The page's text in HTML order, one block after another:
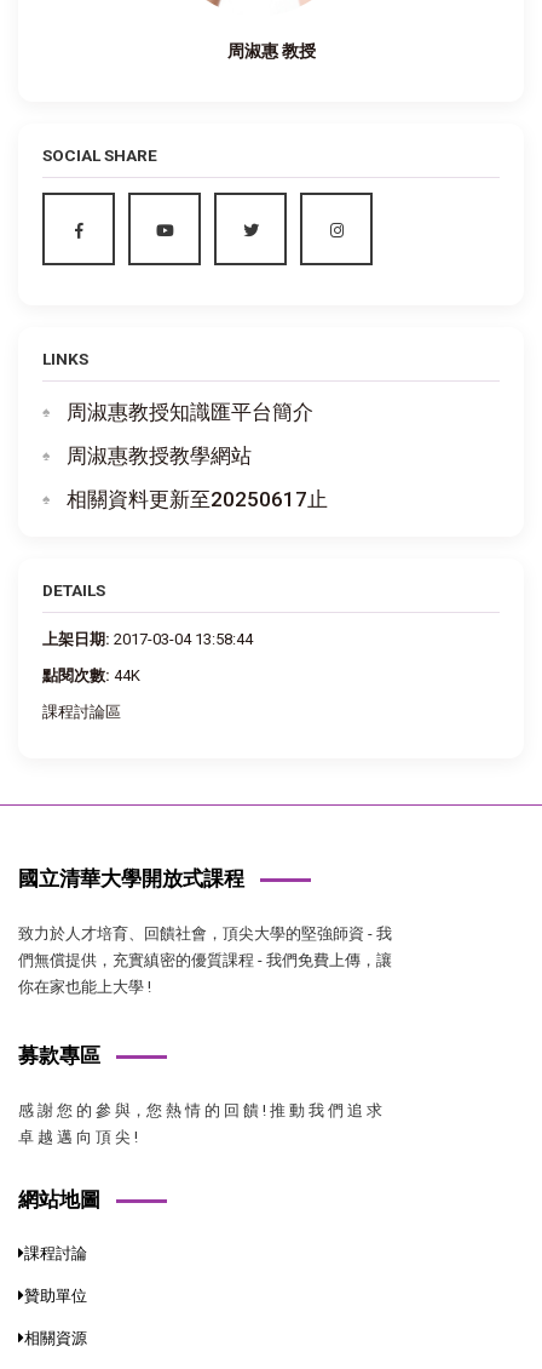
周淑惠 教授
SOCIAL SHARE
LINKS
周淑惠教授知識匯平台簡介
周淑惠教授教學網站
相關資料更新至20250617止
DETAILS
上架日期: 2017-03-04 13:58:44
點閱次數: 44K
課程討論區
國立清華大學開放式課程
致力於人才培育、回饋社會，頂尖大學的堅強師資 - 我
們無償提供，充實縝密的優質課程 - 我們免費上傳，讓
你在家也能上大學 !
募款專區
感 謝 您 的 參 與，您 熱 情 的 回 饋 ! 推 動 我 們 追 求
卓 越 邁 向 頂 尖 !
網站地圖
課程討論
贊助單位
相關資源